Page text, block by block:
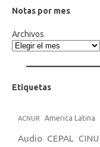
Notas por mes
Archivos
Etiquetas
ACNUR America Latina
Audio CEPAL CINU